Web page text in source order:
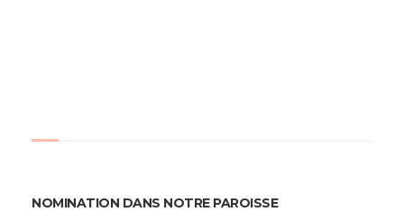
NOMINATION DANS NOTRE PAROISSE